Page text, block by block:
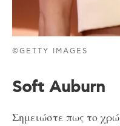
©GETTY IMAGES
Soft Auburn
Σημειώστε πως το